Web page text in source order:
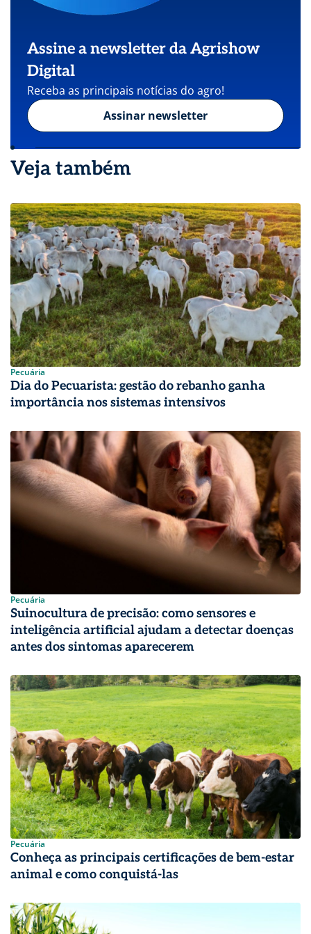
Assine a newsletter da Agrishow
Digital
Receba as principais notícias do agro!
Assinar newsletter
Veja também
Pecuária
Dia do Pecuarista: gestão do rebanho ganha
importância nos sistemas intensivos
Pecuária
Suinocultura de precisão: como sensores e
inteligência artificial ajudam a detectar doenças
antes dos sintomas aparecerem
Pecuária
Conheça as principais certificações de bem-estar
animal e como conquistá-las